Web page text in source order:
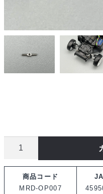
HRD
商品コード
MRD-OP007